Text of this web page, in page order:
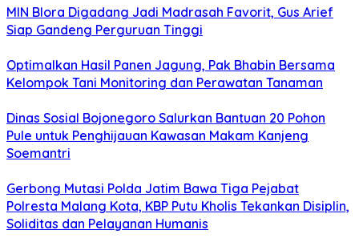
MIN Blora Digadang Jadi Madrasah Favorit, Gus Arief
Siap Gandeng Perguruan Tinggi
Optimalkan Hasil Panen Jagung, Pak Bhabin Bersama
Kelompok Tani Monitoring dan Perawatan Tanaman
Dinas Sosial Bojonegoro Salurkan Bantuan 20 Pohon
Pule untuk Penghijauan Kawasan Makam Kanjeng
Soemantri
Gerbong Mutasi Polda Jatim Bawa Tiga Pejabat
Polresta Malang Kota, KBP Putu Kholis Tekankan Disiplin,
Soliditas dan Pelayanan Humanis